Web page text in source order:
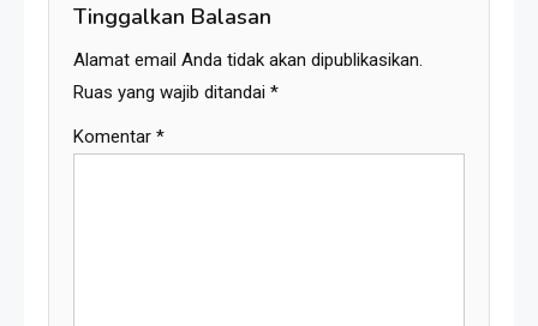
Tinggalkan Balasan
Alamat email Anda tidak akan dipublikasikan.
Ruas yang wajib ditandai *
Komentar *